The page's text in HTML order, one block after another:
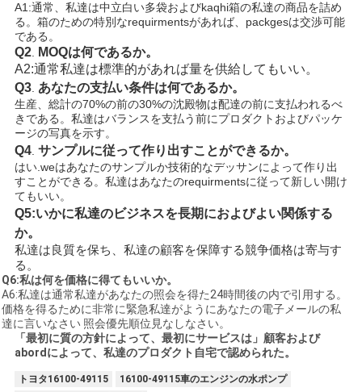
A1:通常、私達は中立白い多袋およびkaqhi箱の私達の商品を詰め
る。箱のための特別なrequirmentsがあれば、packgesは交渉可能
である。
Q2. MOQは何であるか。
A2:通常私達は標準的があれば量を供給してもいい。
Q3. あなたの支払い条件は何であるか。
生産、総計の70%の前の30%の沈殿物は配達の前に支払われるべ
きである。 私達はバランスを支払う前にプロダクトおよびパッケ
ージの写真を示す。
Q4. サンプルに従って作り出すことができるか。
はい.weはあなたのサンプルか技術的なデッサンによって作り出
すことができる。私達はあなたのrequirmentsに従って新しい開け
てもいい。
Q5:いかに私達のビジネスを長期におよびよい関係する
か。
私達は良質を保ち、私達の顧客を保障する競争価格は寄与す
る。
Q6:私は何を価格に得てもいいか。
A6:私達は通常私達があなたの照会を得た24時間後の内で引用する。
価格を得るために非常に緊急私達がようにあなたの電子メールの私
達に言いなさい 照会優先順位見なしなさい。
「最初に質の方針によって、最初にサービスは」顧客および
abordによって、私達のプロダクト自宅で認められた。
トヨタ16100-49115
16100-49115車のエンジンの水ポンプ